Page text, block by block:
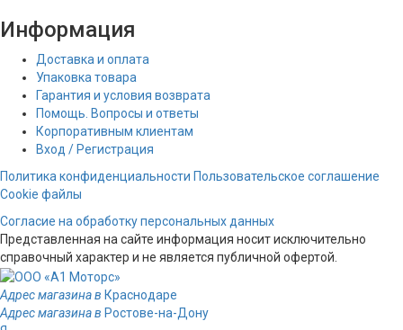
Информация
Доставка и оплата
Упаковка товара
Гарантия и условия возврата
Помощь. Вопросы и ответы
Корпоративным клиентам
Вход / Регистрация
Политика конфиденциальности Пользовательское соглашение
Cookie файлы
Согласие на обработку персональных данных
Представленная на сайте информация носит исключительно
справочный характер и не является публичной офертой.
Адрес магазина в Краснодаре
Адрес магазина в Ростове-на-Дону